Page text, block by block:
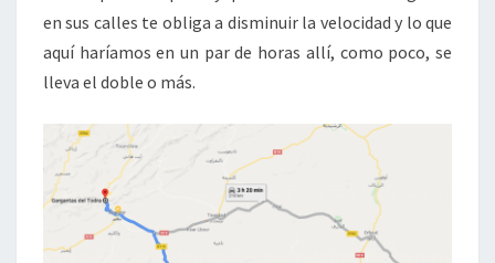
en sus calles te obliga a disminuir la velocidad y lo que
aquí haríamos en un par de horas allí, como poco, se
lleva el doble o más.